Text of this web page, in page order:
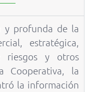
y profunda de la
estratégica,
riesgos y otros
Cooperativa, la
la información